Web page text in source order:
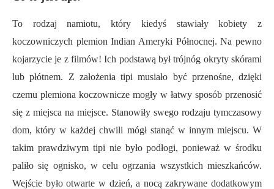
To rodzaj namiotu, który kiedyś stawiały kobiety z
koczowniczych plemion Indian Ameryki Północnej. Na pewno
kojarzycie je z filmów! Ich podstawą był trójnóg okryty skórami
lub płótnem. Z założenia tipi musiało być przenośne, dzięki
czemu plemiona koczownicze mogły w łatwy sposób przenosić
się z miejsca na miejsce. Stanowiły swego rodzaju tymczasowy
dom, który w każdej chwili mógł stanąć w innym miejscu. W
takim prawdziwym tipi nie było podłogi, ponieważ w środku
paliło się ognisko, w celu ogrzania wszystkich mieszkańców.
Wejście było otwarte w dzień, a nocą zakrywane dodatkowym